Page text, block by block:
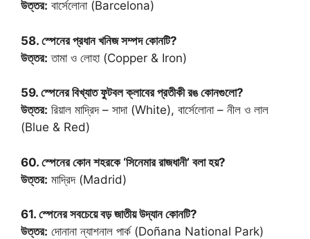
উত্তর: বার্সেলোনা (Barcelona)
58. স্পেনের প্রধান খনিজ সম্পদ কোনটি?
উত্তর: তামা ও লোহা (Copper & Iron)
59. স্পেনের বিখ্যাত ফুটবল ক্লাবের প্রতীকী রঙ কোনগুলো?
উত্তর: রিয়াল মাদ্রিদ – সাদা (White), বার্সেলোনা – নীল ও লাল
(Blue & Red)
60. স্পেনের কোন শহরকে ‘সিনেমার রাজধানী’ বলা হয়?
উত্তর: মাদ্রিদ (Madrid)
61. স্পেনের সবচেয়ে বড় জাতীয় উদ্যান কোনটি?
উত্তর: দোনানা ন্যাশনাল পার্ক (Doñana National Park)